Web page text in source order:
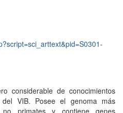
considerable de conocimientos
VIB. Posee el genoma más
primates y contiene genes